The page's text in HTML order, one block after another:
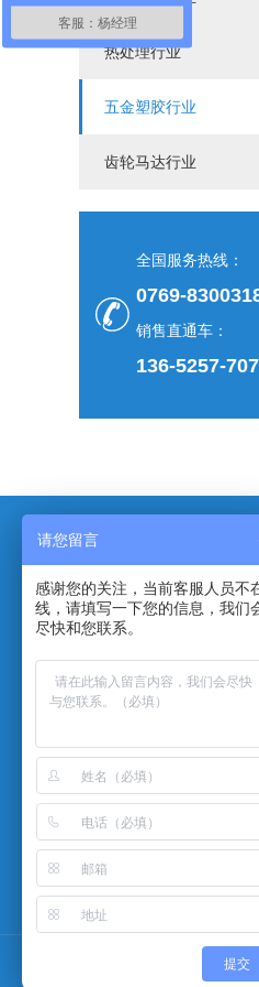
热处理行业
五金塑胶行业
齿轮马达行业
全国服务热线：
0769-
销售直通车：
136-5257-
0769-
传真：0769-83003181
手机：136-5257-7079
邮箱：yxm@gdsaiyang.cn
网址：www.gdsaiyang.cn
地址：广东省东莞市长安
号1号楼402室
Copyrights©2019-2026
客服：杨经理
请您留言
感谢您的关注，当前客服人员不
线，请填写一下您的信息，我们
尽快和您联系。
提交